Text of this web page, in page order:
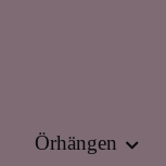
Örhängen